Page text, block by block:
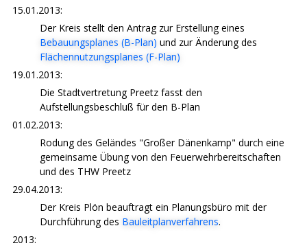
15.01.2013:
Der Kreis stellt den Antrag zur Erstellung eines
Bebauungsplanes (B-Plan) und zur Änderung des
Flächennutzungsplanes (F-Plan)
19.01.2013:
Die Stadtvertretung Preetz fasst den
Aufstellungsbeschluß für den B-Plan
01.02.2013:
Rodung des Geländes "Großer Dänenkamp" durch eine
gemeinsame Übung von den Feuerwehrbereitschaften
und des THW Preetz
29.04.2013:
Der Kreis Plön beauftragt ein Planungsbüro mit der
Durchführung des Bauleitplanverfahrens.
2013: